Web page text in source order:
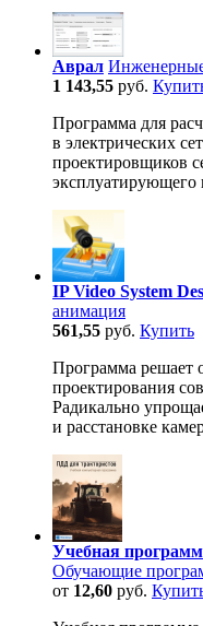
Аврал
1 143,55 руб.
Программа для
в электрических
проектировщиков
эксплуатирующего
IP Video System
анимация
561,55 руб. Купить
Программа решает
проектирования
Радикально
и расстановке
Учебная
Обучающие
от 12,60 руб.